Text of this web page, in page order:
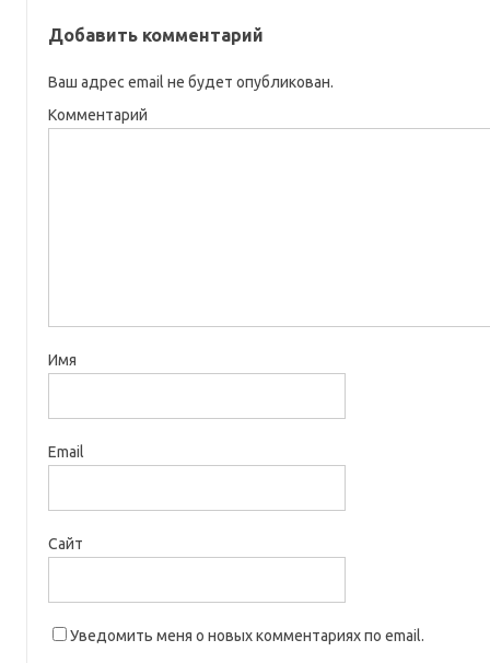
Добавить комментарий
Ваш адрес email не будет опубликован.
Комментарий
Имя
Email
Сайт
Уведомить меня о новых комментариях по email.